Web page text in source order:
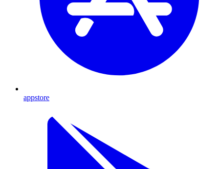
appstore